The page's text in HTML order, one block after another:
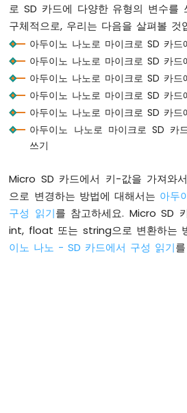
소
프
트
웨
어
설
치
두
이
노
하
드
웨
어
준
로 SD 카드에 다양한 유형의 변수를
구체적으로, 우리는 다음을 살펴볼 것
아두이노 나노로 마이크로 SD 카
아두이노 나노로 마이크로 SD 카
아두이노 나노로 마이크로 SD 카
아두이노 나노로 마이크로 SD 카
아두이노 나노로 마이크로 SD 카
아두이노 나노로 마이크로 SD 카
쓰기
Micro SD 카드에서 키-값을 가져
으로 변경하는 방법에 대해서는 아두
구성 읽기를 참고하세요. Micro SD
int, float 또는 string으로 변환하는
이노 나노 - SD 카드에서 구성 읽기